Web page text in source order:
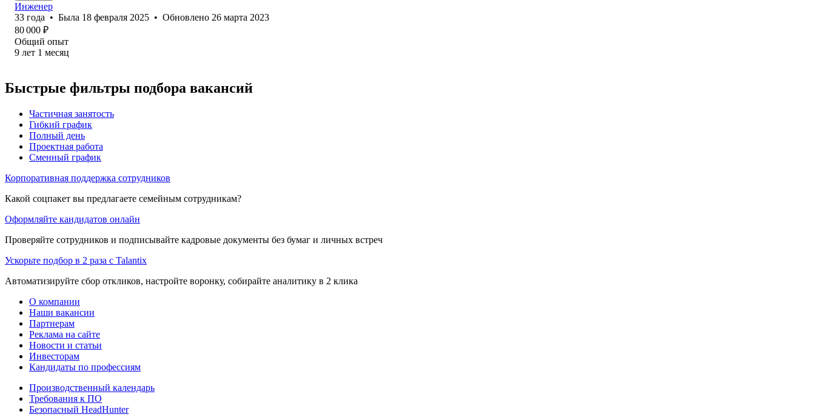
Инженер
33 года • Была 18 февраля 2025 • Обновлено 26 марта 2023
80 000 ₽
Общий опыт
9 лет 1 месяц
Быстрые фильтры подбора вакансий
Частичная занятость
Гибкий график
Полный день
Проектная работа
Сменный график
Корпоративная поддержка сотрудников
Какой соцпакет вы предлагаете семейным сотрудникам?
Оформляйте кандидатов онлайн
Проверяйте сотрудников и подписывайте кадровые документы без бумаг и личных встреч
Ускорьте подбор в 2 раза с Talantix
Автоматизируйте сбор откликов, настройте воронку, собирайте аналитику в 2 клика
О компании
Наши вакансии
Партнерам
Реклама на сайте
Новости и статьи
Инвесторам
Кандидаты по профессиям
Производственный календарь
Требования к ПО
Безопасный HeadHunter